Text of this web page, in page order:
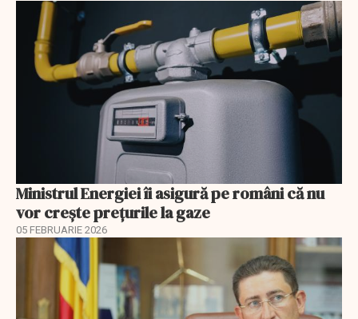
Ministrul Energiei îi asigură pe români că nu
vor creşte preţurile la gaze
05 FEBRUARIE 2026